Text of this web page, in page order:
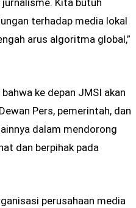
terhadap media lokal
arus algoritma global,”
ke depan JMSI akan
Pers, pemerintah, dan
dalam mendorong
dan berpihak pada
perusahaan media